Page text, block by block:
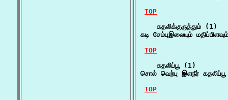
TOP
    கதலிக்குருத்தும் (1)
கடி சேம்புஇலையும்
TOP
    கதலிப்பூ (1)
சொல் வெற்பு இளநீர்
TOP